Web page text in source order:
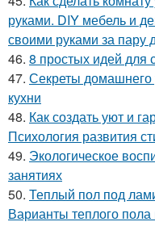
руками. DIY мебель и
своими руками за пару
46. 8 простых идей для
47. Секреты
кухни
48. Как создать уют и
Психология развития
49. Экологическое
занятиях
50. Теплый пол под
Варианты теплого